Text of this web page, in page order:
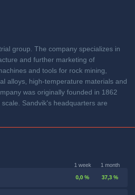
group. The company specializes in
and further marketing of
and tools for rock mining,
alloys, high-temperature materials and
was originally founded in 1862
Sandvik's headquarters are
1 week 1 month
0,0 % 37,3 %